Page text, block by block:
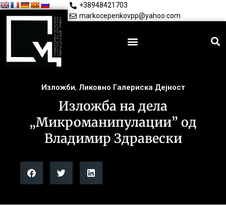
+38948421703
markocepenkovpp@yahoo.com
Изложби, Ликовно Галериска Дејност
Изложба на дела
„Микроманипулации” од
Владимир Здравески